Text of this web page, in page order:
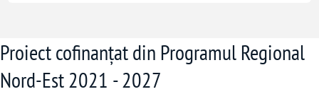
Proiect cofinanțat din Programul Regional
Nord-Est 2021 - 2027